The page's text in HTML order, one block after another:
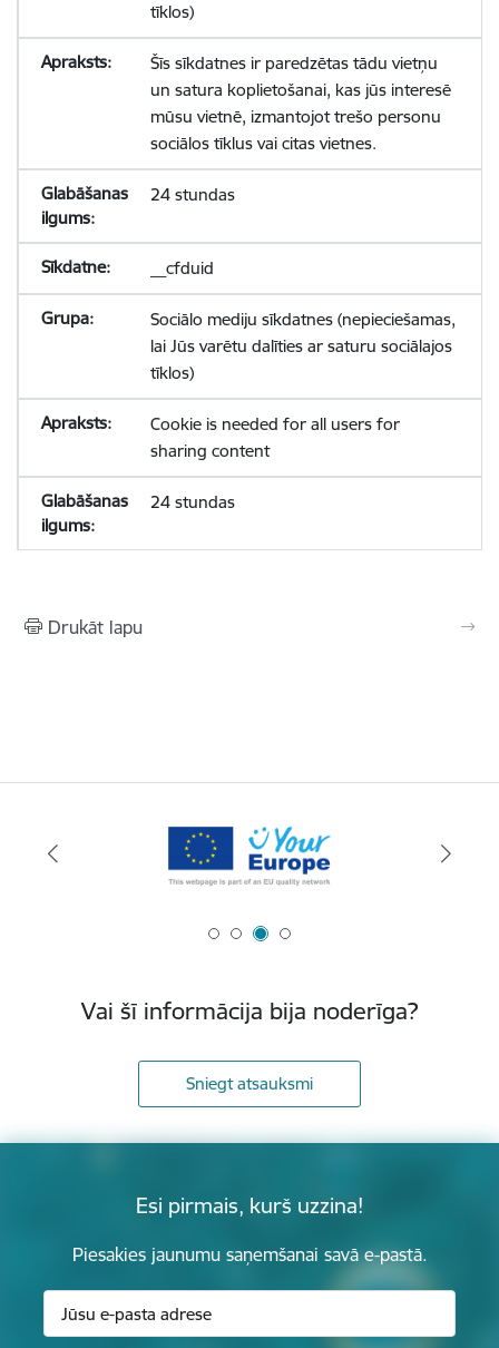
tīklos)
Šīs sīkdatnes ir paredzētas tādu vietņu
un satura koplietošanai, kas jūs interesē
mūsu vietnē, izmantojot trešo personu
sociālos tīklus vai citas vietnes.
24 stundas
__cfduid
Sociālo mediju sīkdatnes (nepieciešamas,
lai Jūs varētu dalīties ar saturu sociālajos
tīklos)
Cookie is needed for all users for
sharing content
24 stundas
Drukāt lapu
Vai šī informācija bija noderīga?
Sniegt atsauksmi
Esi pirmais, kurš uzzina!
Piesakies jaunumu saņemšanai savā e-pastā.